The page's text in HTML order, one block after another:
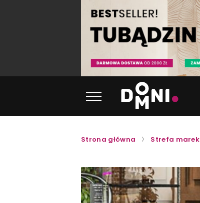
Strona główna Strefa marek